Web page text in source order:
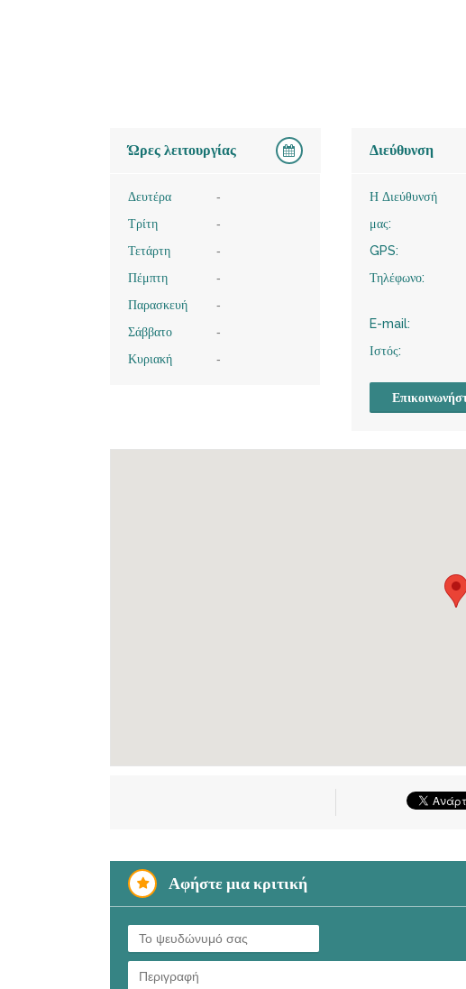
Ώρες λειτουργίας
Δευτέρα
-
Τρίτη
-
Τετάρτη
-
Πέμπτη
-
Παρασκευή
-
Σάββατο
-
Κυριακή
-
Διεύθυνση
Η Διεύθυνσή
μας:
GPS:
Τηλέφωνο:
E-mail:
Ιστός:
Αφήστε μια κριτική